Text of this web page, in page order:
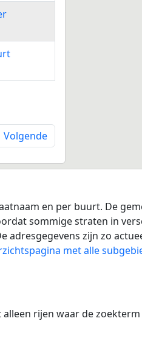
Volgende
en per buurt. De
sommige straten in
adresgegevens zijn zo
met alle
rijen waar de